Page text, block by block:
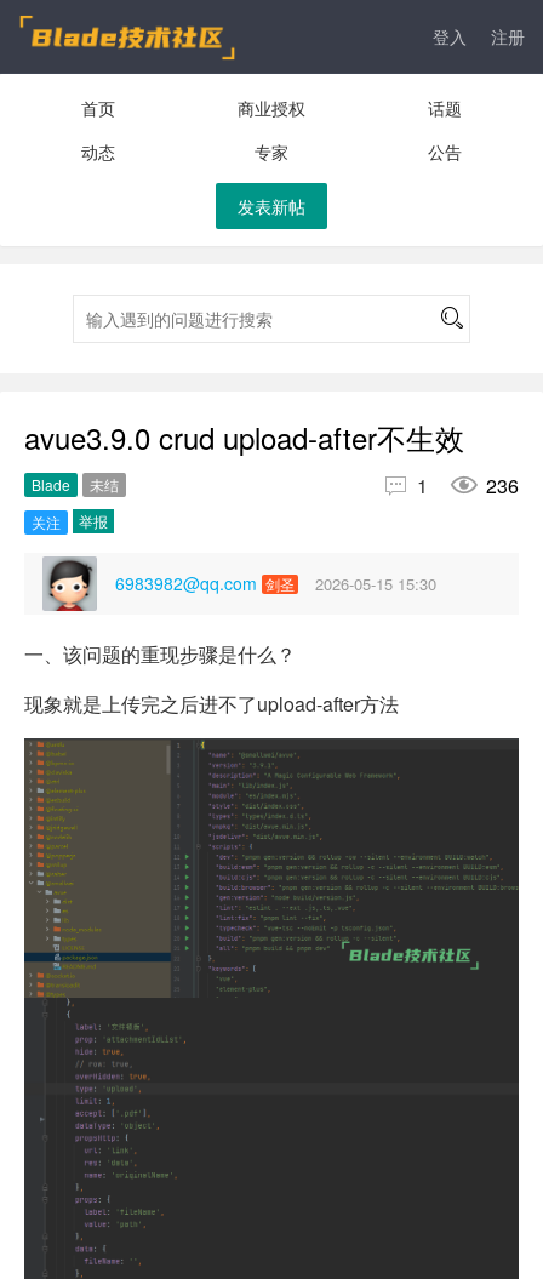
登入 注册
首页 商业授权
话题
动态
专家 公告
发表新帖
avue3.9.0 crud upload-after不生效
Blade
未结
关注
举报
 1  236
6983982@qq.com 剑圣 2026-05-15 15:30
一、该问题的重现步骤是什么？
现象就是上传完之后进不了upload-after方法